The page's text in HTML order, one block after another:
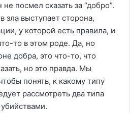
посмел сказать за “добро”.
зла выступает сторона,
у которой есть правила, и
то в этом роде. Да, но
добра, это что-то, что
но это правда. Мы
понять, к какому типу
рассмотреть два типа